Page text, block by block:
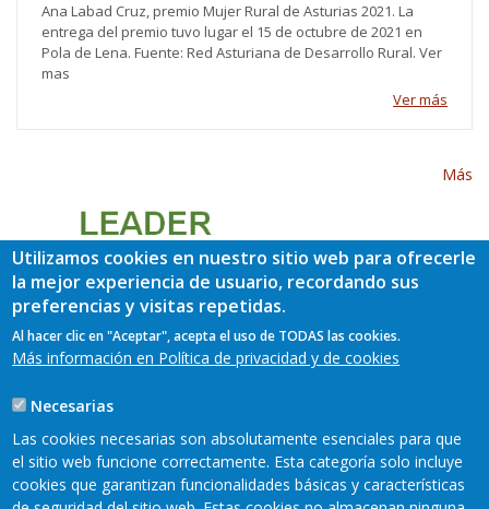
Ana Labad Cruz, premio Mujer Rural de Asturias 2021. La
entrega del premio tuvo lugar el 15 de octubre de 2021 en
Pola de Lena. Fuente: Red Asturiana de Desarrollo Rural. Ver
mas
Ver más
Más
Utilizamos cookies en nuestro sitio web para ofrecerle
la mejor experiencia de usuario, recordando sus
preferencias y visitas repetidas.
Al hacer clic en "Aceptar", acepta el uso de TODAS las cookies.
Más información en Política de privacidad y de cookies
Necesarias
Las cookies necesarias son absolutamente esenciales para que
el sitio web funcione correctamente. Esta categoría solo incluye
cookies que garantizan funcionalidades básicas y características